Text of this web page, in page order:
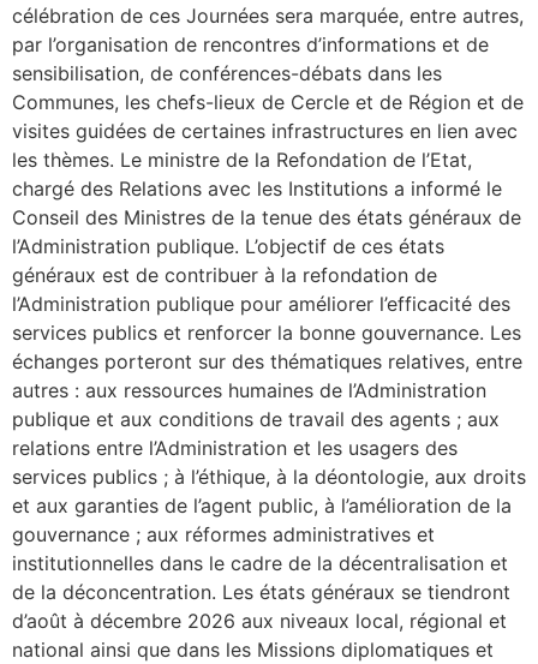
célébration de ces Journées sera marquée, entre autres,
par l’organisation de rencontres d’informations et de
sensibilisation, de conférences-débats dans les
Communes, les chefs-lieux de Cercle et de Région et de
visites guidées de certaines infrastructures en lien avec
les thèmes. Le ministre de la Refondation de l’Etat,
chargé des Relations avec les Institutions a informé le
Conseil des Ministres de la tenue des états généraux de
l’Administration publique. L’objectif de ces états
généraux est de contribuer à la refondation de
l’Administration publique pour améliorer l’efficacité des
services publics et renforcer la bonne gouvernance. Les
échanges porteront sur des thématiques relatives, entre
autres : aux ressources humaines de l’Administration
publique et aux conditions de travail des agents ; aux
relations entre l’Administration et les usagers des
services publics ; à l’éthique, à la déontologie, aux droits
et aux garanties de l’agent public, à l’amélioration de la
gouvernance ; aux réformes administratives et
institutionnelles dans le cadre de la décentralisation et
de la déconcentration. Les états généraux se tiendront
d’août à décembre 2026 aux niveaux local, régional et
national ainsi que dans les Missions diplomatiques et